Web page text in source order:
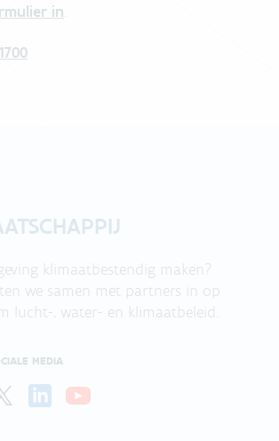
in
klimaatbestendig maken?
we samen met partners in op
lucht-, water- en klimaatbeleid.
MEDIA